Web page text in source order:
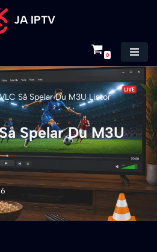
JA IPTV
0
Så Spelar Du M3U Listor
Spelar Du M3U